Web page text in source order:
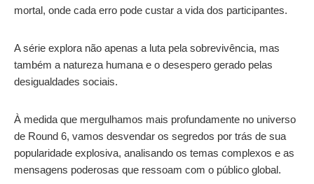
mortal, onde cada erro pode custar a vida dos participantes.
A série explora não apenas a luta pela sobrevivência, mas
também a natureza humana e o desespero gerado pelas
desigualdades sociais.
À medida que mergulhamos mais profundamente no universo
de Round 6, vamos desvendar os segredos por trás de sua
popularidade explosiva, analisando os temas complexos e as
mensagens poderosas que ressoam com o público global.